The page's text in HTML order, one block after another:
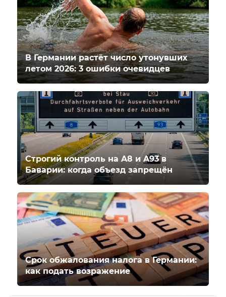
В Германии растёт число утонувших
летом 2026: 3 ошибки очевидцев
Строгий контроль на A8 и A93 в
Баварии: когда объезд запрещён
Срок обжалования налога в Германии:
как подать возражение